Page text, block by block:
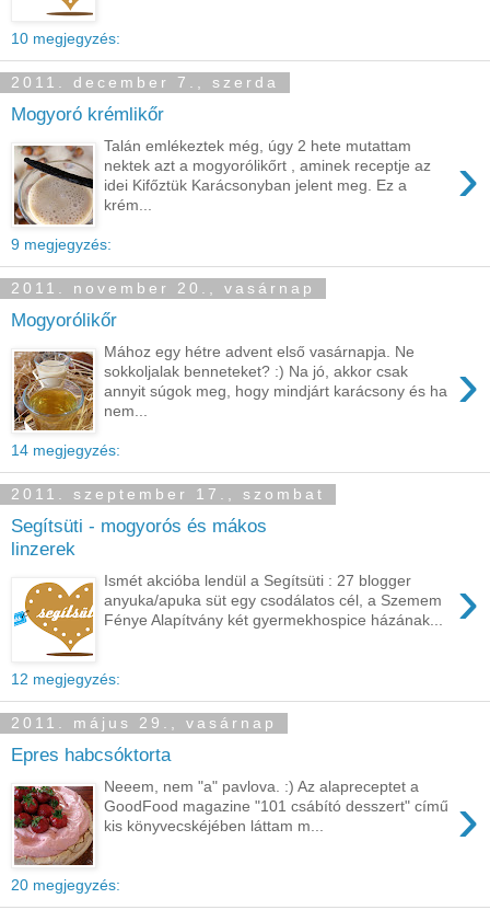
10 megjegyzés:
2011. december 7., szerda
Mogyoró krémlikőr
›
Talán emlékeztek még, úgy 2 hete mutattam
nektek azt a mogyorólikőrt , aminek receptje az
idei Kifőztük Karácsonyban jelent meg. Ez a
krém...
9 megjegyzés:
2011. november 20., vasárnap
Mogyorólikőr
›
Mához egy hétre advent első vasárnapja. Ne
sokkoljalak benneteket? :) Na jó, akkor csak
annyit súgok meg, hogy mindjárt karácsony és ha
nem...
14 megjegyzés:
2011. szeptember 17., szombat
Segítsüti - mogyorós és mákos
linzerek
›
Ismét akcióba lendül a Segítsüti : 27 blogger
anyuka/apuka süt egy csodálatos cél, a Szemem
Fénye Alapítvány két gyermekhospice házának...
12 megjegyzés:
2011. május 29., vasárnap
Epres habcsóktorta
›
Neeem, nem "a" pavlova. :) Az alapreceptet a
GoodFood magazine "101 csábító desszert" című
kis könyvecskéjében láttam m...
20 megjegyzés: